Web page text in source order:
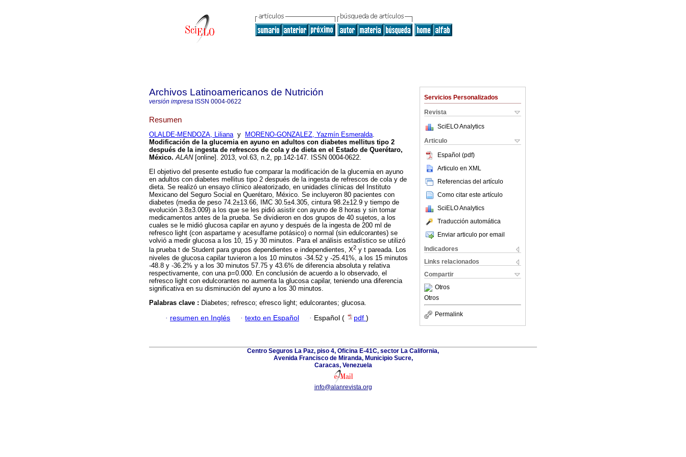
Servicios Personalizados
Revista
SciELO Analytics
Articulo
Español (pdf)
Articulo en XML
Referencias del artículo
Como citar este artículo
SciELO Analytics
Traducción automática
Enviar articulo por email
Indicadores
Links relacionados
Compartir
Otros
Otros
Permalink
Archivos Latinoamericanos de Nutrición
versión impresa ISSN 0004-0622
Resumen
OLALDE-MENDOZA, Lilianay MORENO-GONZALEZ, Yazmín Esmeralda.
Modificación de la glucemia en ayuno en adultos con diabetes mellitus tipo 2
después de la ingesta de refrescos de cola y de dieta en el Estado de Querétaro,
México. ALAN[online]. 2013, vol.63, n.2, pp.142-147. ISSN 0004-0622.
El objetivo del presente estudio fue comparar la modificación de la glucemia en ayuno
en adultos con diabetes mellitus tipo 2 después de la ingesta de refrescos de cola y de
dieta. Se realizó un ensayo clínico aleatorizado, en unidades clínicas del Instituto
Mexicano del Seguro Social en Querétaro, México. Se incluyeron 80 pacientes con
diabetes (media de peso 74.2±13.66, IMC 30.5±4.305, cintura 98.2±12.9 y tiempo de
evolución 3.8±3.009) a los que se les pidió asistir con ayuno de 8 horas y sin tomar
medicamentos antes de la prueba. Se dividieron en dos grupos de 40 sujetos, a los
cuales se le midió glucosa capilar en ayuno y después de la ingesta de 200 ml de
refresco light (con aspartame y acesulfame potásico) o normal (sin edulcorantes) se
volvió a medir glucosa a los 10, 15 y 30 minutos. Para el análisis estadístico se utilizó
la prueba t de Student para grupos dependientes e independientes, X2 y t pareada. Los
niveles de glucosa capilar tuvieron a los 10 minutos -34.52 y -25.41%, a los 15 minutos
-48.8 y -36.2% y a los 30 minutos 57.75 y 43.6% de diferencia absoluta y relativa
respectivamente, con una p=0.000. En conclusión de acuerdo a lo observado, el
refresco light con edulcorantes no aumenta la glucosa capilar, teniendo una diferencia
significativa en su disminución del ayuno a los 30 minutos.
Palabras clave : Diabetes; refresco; efresco light; edulcorantes; glucosa.
· resumen en Inglés · texto en Español · Español ( pdf )
Centro Seguros La Paz, piso 4, Oficina E-41C, sector La California,
Avenida Francisco de Miranda, Municipio Sucre,
Caracas, Venezuela
info@alanrevista.org